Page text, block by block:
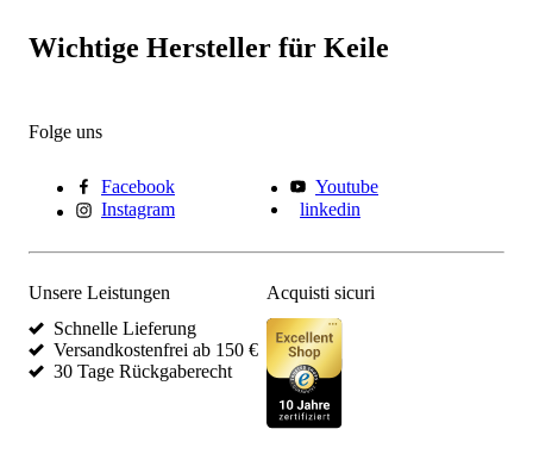
Wichtige Hersteller für Keile
Folge uns
Facebook
Youtube
Instagram
linkedin
Unsere Leistungen
Schnelle Lieferung
Versandkostenfrei ab 150 €
30 Tage Rückgaberecht
Acquisti sicuri